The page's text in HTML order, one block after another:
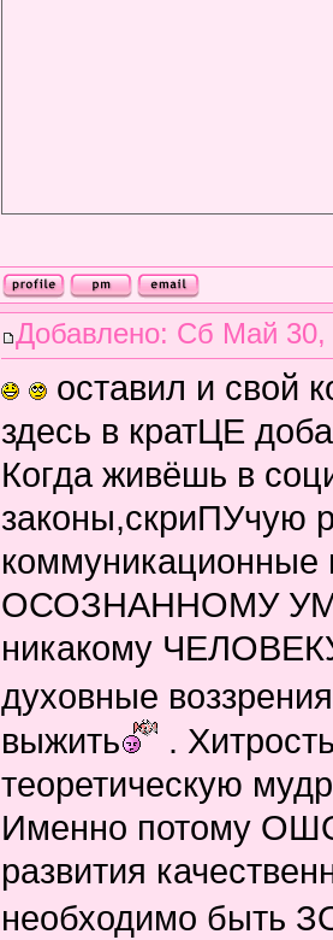
Добавлено: Сб Май 30,
оставил и свой
здесь в кратЦЕ
Когда живёшь в
законы,скриПУчую
ОСОЗНАННОМУ
никакому
духовные
выжить
.
теоретическую
Именно потому
развития
необходимо быть